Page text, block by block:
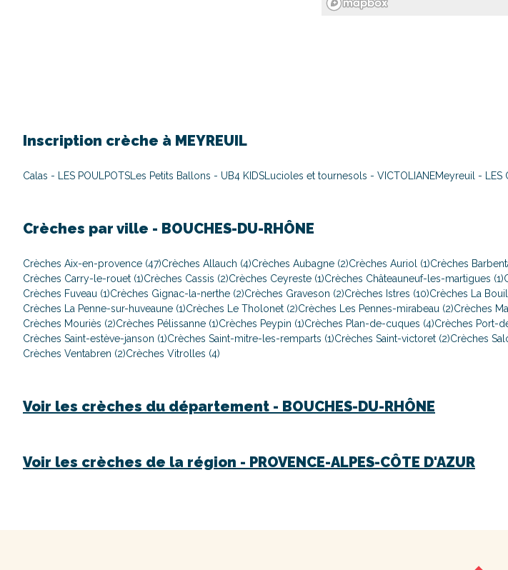
Inscription crèche à MEYREUIL
Calas - LES POULPOTS Les Petits Ballons - UB4 KIDS Lucioles et tournesols - VICTOLIANEMeyreuil - LES
Crèches par ville - BOUCHES-DU-RHÔNE
Crèches Aix-en-provence (47)Crèches Allauch (4)Crèches Aubagne (2)Crèches Auriol (1)Crèches
Crèches Carry-le-rouet (1)Crèches Cassis (2)Crèches Ceyreste (1)Crèches Châteauneuf-les-martigues (1)
Crèches Fuveau (1)Crèches Gignac-la-nerthe (2)Crèches Graveson (2)Crèches Istres (10)Crèches La
Crèches La Penne-sur-huveaune (1)Crèches Le Tholonet (2)Crèches Les Pennes-mirabeau (2)Crèches
Crèches Mouriès (2)Crèches Pélissanne (1)Crèches Peypin (1)Crèches Plan-de-cuques (4)Crèches Port-
Crèches Saint-estève-janson (1)Crèches Saint-mitre-les-remparts (1)Crèches Saint-victoret (2)Crèches
Crèches Ventabren (2)Crèches Vitrolles (4)
Voir les crèches du département - BOUCHES-DU-RHÔNE
Voir les crèches de la région - PROVENCE-ALPES-CÔTE D'AZUR